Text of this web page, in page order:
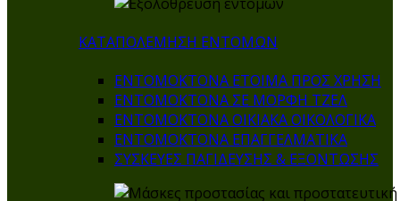
ΚΑΤΑΠΟΛΕΜΗΣΗ ΕΝΤΟΜΩΝ
ΕΝΤΟΜΟΚΤΟΝΑ ΕΤΟΙΜΑ ΠΡΟΣ ΧΡΗΣΗ
ΕΝΤΟΜΟΚΤΟΝΑ ΣΕ ΜΟΡΦΗ ΤΖΕΛ
ΕΝΤΟΜΟΚΤΟΝΑ ΟΙΚΙΑΚΑ ΟΙΚΟΛΟΓΙΚΑ
ΕΝΤΟΜΟΚΤΟΝΑ ΕΠΑΓΓΕΛΜΑΤΙΚΑ
ΣΥΣΚΕΥΕΣ ΠΑΓΙΔΕΥΣΗΣ & ΕΞΟΝΤΩΣΗΣ